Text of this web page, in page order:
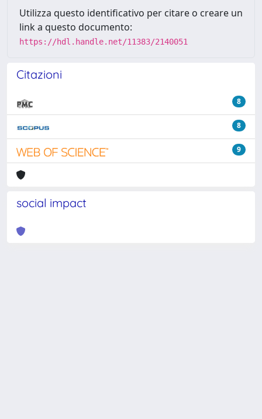
Utilizza questo identificativo per citare o creare un
link a questo documento:
https://hdl.handle.net/11383/2140051
Citazioni
8
8
9
social impact